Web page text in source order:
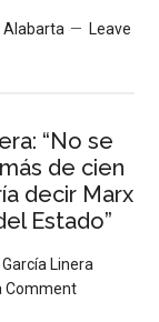
Alabarta
Leave
“No se
de cien
decir Marx
Estado”
Linera
Comment